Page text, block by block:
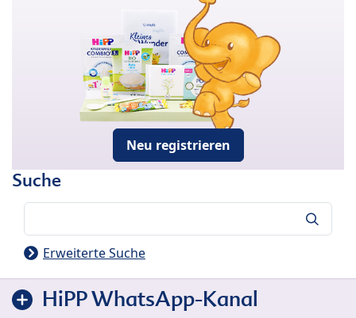
Neu registrieren
Suche
Erweiterte Suche
HiPP WhatsApp-Kanal